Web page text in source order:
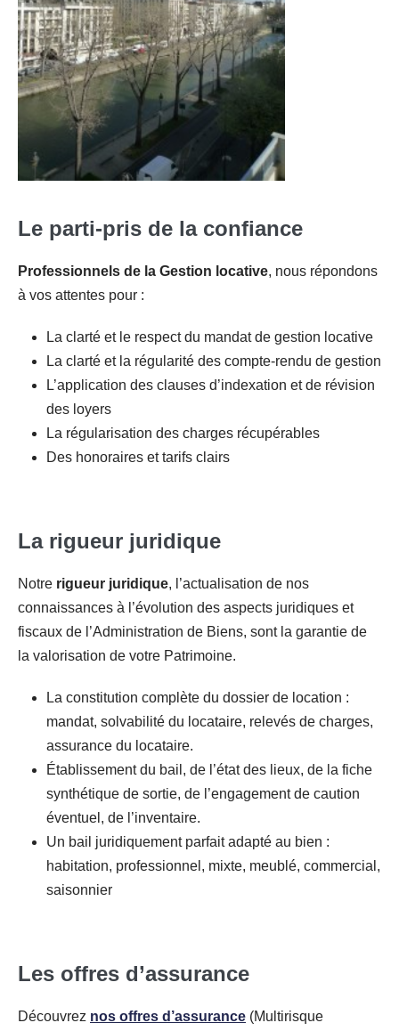
Le parti-pris de la confiance
Professionnels de la Gestion locative, nous répondons
à vos attentes pour :
La clarté et le respect du mandat de gestion locative
La clarté et la régularité des compte-rendu de gestion
L’application des clauses d’indexation et de révision
des loyers
La régularisation des charges récupérables
Des honoraires et tarifs clairs
La rigueur juridique
Notre rigueur juridique, l’actualisation de nos
connaissances à l’évolution des aspects juridiques et
fiscaux de l’Administration de Biens, sont la garantie de
la valorisation de votre Patrimoine.
La constitution complète du dossier de location :
mandat, solvabilité du locataire, relevés de charges,
assurance du locataire.
Établissement du bail, de l’état des lieux, de la fiche
synthétique de sortie, de l’engagement de caution
éventuel, de l’inventaire.
Un bail juridiquement parfait adapté au bien :
habitation, professionnel, mixte, meublé, commercial,
saisonnier
Les offres d’assurance
Découvrez nos offres d’assurance (Multirisque